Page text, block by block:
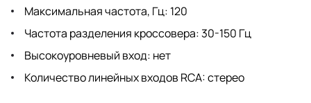
Максимальная частота, Гц: 120
Частота разделения кроссовера: 30-150 Гц
Высокоуровневый вход: нет
Количество линейных входов RCA: стерео